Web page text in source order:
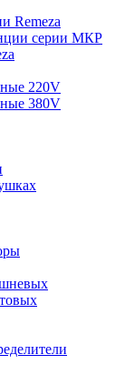
Remeza
серии МКР
220V
380V